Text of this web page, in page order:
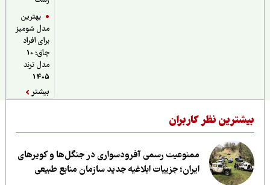
بهترین
مدل شومیز
برای افراد
چاق؛ 10
مدل ترند
نظر کاربران
ممنوعیت رسمی آفرودسواری در جنگل‌ها و کویرهای
ایران؛ جزییات ابلاغیه جدید سازمان منابع طبیعی